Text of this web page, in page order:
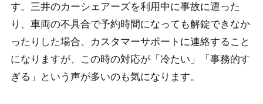
す。三井のカーシェアーズを利用中に事故に遭った
り、車両の不具合で予約時間になっても解錠できなか
ったりした場合、カスタマーサポートに連絡すること
になりますが、この時の対応が「冷たい」「事務的す
ぎる」という声が多いのも気になります。